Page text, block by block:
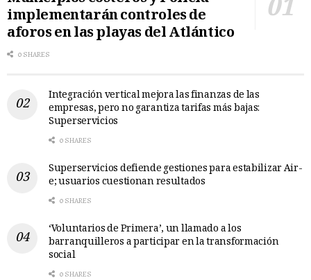
implementarán controles de
aforos en las playas del Atlántico
0 SHARES
Integración vertical mejora las finanzas de las
empresas, pero no garantiza tarifas más bajas:
Superservicios
0 SHARES
Superservicios defiende gestiones para estabilizar Air-
e; usuarios cuestionan resultados
0 SHARES
‘Voluntarios de Primera’, un llamado a los
barranquilleros a participar en la transformación
social
0 SHARES